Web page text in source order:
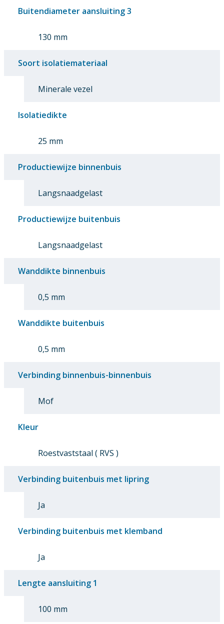
Buitendiameter aansluiting 3
130 mm
Soort isolatiemateriaal
Minerale vezel
Isolatiedikte
25 mm
Productiewijze binnenbuis
Langsnaadgelast
Productiewijze buitenbuis
Langsnaadgelast
Wanddikte binnenbuis
0,5 mm
Wanddikte buitenbuis
0,5 mm
Verbinding binnenbuis-binnenbuis
Mof
Kleur
Roestvaststaal ( RVS )
Verbinding buitenbuis met lipring
Ja
Verbinding buitenbuis met klemband
Ja
Lengte aansluiting 1
100 mm